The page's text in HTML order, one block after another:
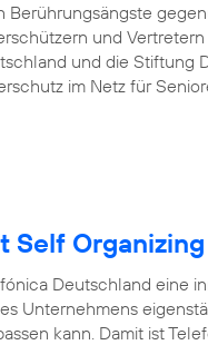
und
und die Stiftung
im Netz für
Self
Deutschland eine
Unternehmens
kann. Damit ist